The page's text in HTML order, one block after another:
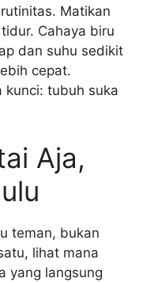
Matikan
Cahaya biru
dan suhu sedikit
cepat.
kunci: tubuh suka
Aja,
teman, bukan
lihat mana
yang langsung